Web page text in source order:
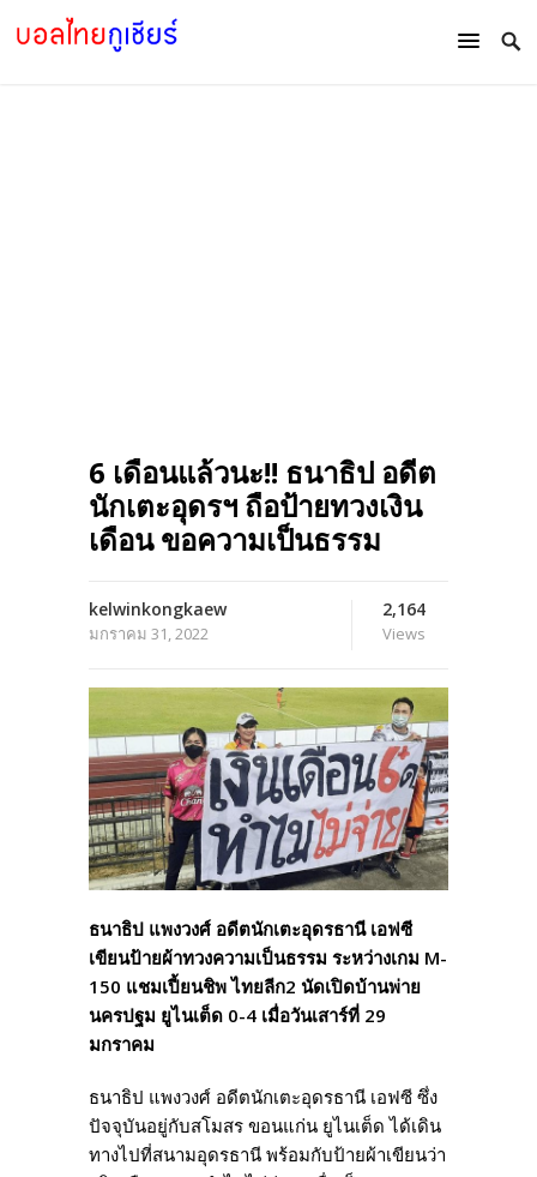
6 เดือนแล้วนะ!! ธนาธิป อดีต
นักเตะอุดรฯ ถือป้ายทวงเงิน
เดือน ขอความเป็นธรรม
kelwinkongkaew
มกราคม 31, 2022
2,164
Views
ธนาธิป แพงวงศ์ อดีตนักเตะอุดรธานี เอฟซี
เขียนป้ายผ้าทวงความเป็นธรรม ระหว่างเกม M-
150 แชมเปี้ยนชิพ ไทยลีก2 นัดเปิดบ้านพ่าย
นครปฐม ยูไนเต็ด 0-4 เมื่อวันเสาร์ที่ 29
มกราคม
ธนาธิป แพงวงศ์ อดีตนักเตะอุดรธานี เอฟซี ซึ่ง
ปัจจุบันอยู่กับสโมสร ขอนแก่น ยูไนเต็ด ได้เดิน
ทางไปที่สนามอุดรธานี พร้อมกับป้ายผ้าเขียนว่า